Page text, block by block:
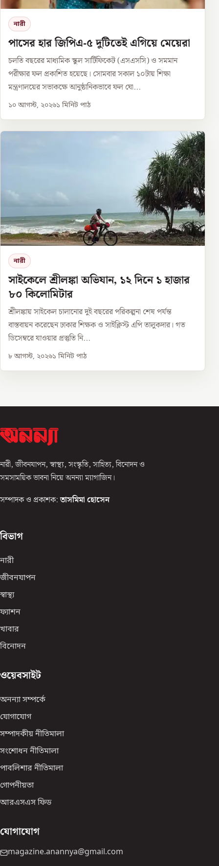
নারী
পাসের হার জিপিএ-৫ দুটিতেই এগিয়ে মেয়েরা
চলতি বছরের মাধ্যমিক স্কুল সার্টিফিকেট (এসএসসি) ও সমমান
পরীক্ষার ফল প্রকাশিত হয়েছে। সোমবার সকাল ১০টায় শিক্ষা
মন্ত্রণালয়ের সভাকক্ষে আনুষ্ঠানিকভাবে ফল ঘো...
১০ আগস্ট, ২০২৬১ মিনিট পাঠ
নারী
সাইকেলে শ্রীলঙ্কা অভিযান, ১২ দিনে ১ হাজার
৮০ কিলোমিটার
শ্রীলঙ্কায় সাইকেল চালানোর দুই বছরের পরিকল্পনা শেষ পর্যন্ত
বাস্তবায়ন করেছেন ঢাকার শিক্ষক ও সাইক্লিস্ট এপি তালুকদার। গত
ডিসেম্বরে যাওয়ার প্রস্তুতি নি...
৮ আগস্ট, ২০২৬১ মিনিট পাঠ
নারী, জীবনযাপন, স্বাস্থ্য, সংস্কৃতি, সাহিত্য, বিনোদন ও
সমসাময়িক ভাবনা নিয়ে অনন্যা ম্যাগাজিন।
সম্পাদক ও প্রকাশক: তাসমিমা হোসেন
বিভাগ
নারী
জীবনযাপন
স্বাস্থ্য
ফ্যাশন
খাবার
বিনোদন
ওয়েবসাইট
অনন্যা সম্পর্কে
যোগাযোগ
সম্পাদকীয় নীতিমালা
সংশোধন নীতিমালা
পাবলিশার নীতিমালা
গোপনীয়তা
আরএসএস ফিড
যোগাযোগ
magazine.anannya@gmail.com